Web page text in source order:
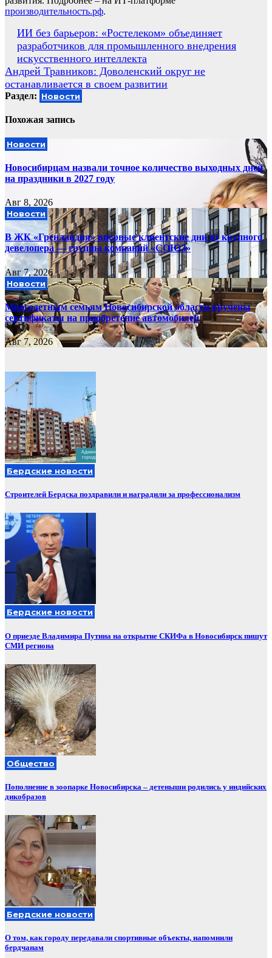
производительность.рф.
Навигация
по
записям
ИИ без барьеров: «Ростелеком» объединяет
разработчиков для промышленного внедрения
искусственного интеллекта
Андрей Травников: Доволенский округ не
останавливается в своем развитии
Раздел: Новости
Похожая запись
Новости
Новосибирцам назвали точное количество выходных дней
на праздники в 2027 году
Авг 8, 2026
Новости
В ЖК «Гренландия» впервые клиентские дни от крупного
девелопера — группы компаний «СОЮЗ»
Авг 7, 2026
Новости
Многодетным семьям Новосибирской области вручены
сертификаты на приобретение автомобилей
Авг 7, 2026
Бердские новости
Строителей Бердска поздравили и наградили за профессионализм
Бердские новости
О приезде Владимира Путина на открытие СКИФа в Новосибирск пишут
СМИ региона
Общество
Пополнение в зоопарке Новосибирска – детеныши родились у индийских
дикобразов
Бердские новости
О том, как городу передавали спортивные объекты, напомнили
бердчанам